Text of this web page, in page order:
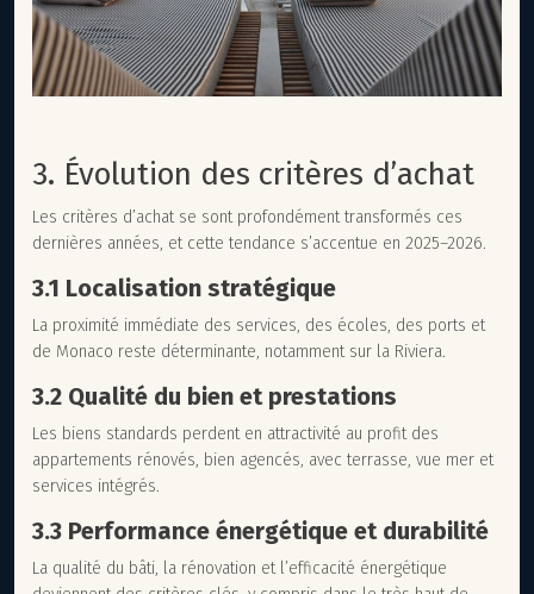
3. Évolution des critères d’achat
Les critères d’achat se sont profondément transformés ces
dernières années, et cette tendance s’accentue en 2025–2026.
3.1 Localisation stratégique
La proximité immédiate des services, des écoles, des ports et
de Monaco reste déterminante, notamment sur la Riviera.
3.2 Qualité du bien et prestations
Les biens standards perdent en attractivité au profit des
appartements rénovés, bien agencés, avec terrasse, vue mer et
services intégrés.
3.3 Performance énergétique et durabilité
La qualité du bâti, la rénovation et l’efficacité énergétique